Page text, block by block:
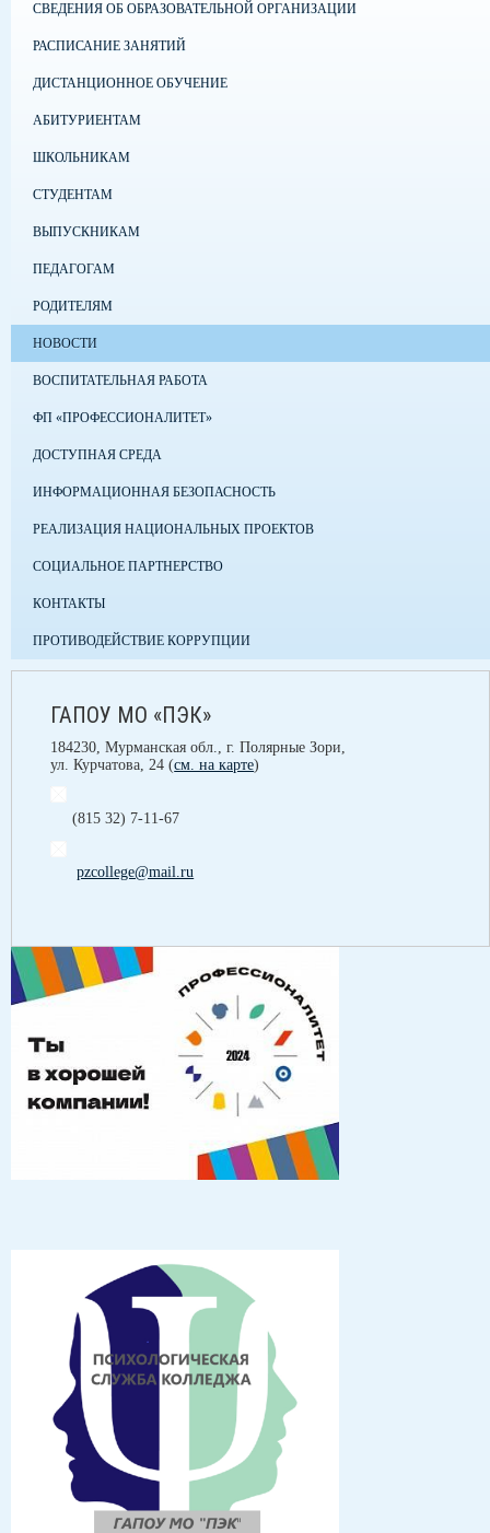
СВЕДЕНИЯ ОБ ОБРАЗОВАТЕЛЬНОЙ ОРГАНИЗАЦИИ
РАСПИСАНИЕ ЗАНЯТИЙ
ДИСТАНЦИОННОЕ ОБУЧЕНИЕ
АБИТУРИЕНТАМ
ШКОЛЬНИКАМ
СТУДЕНТАМ
ВЫПУСКНИКАМ
ПЕДАГОГАМ
РОДИТЕЛЯМ
НОВОСТИ
ВОСПИТАТЕЛЬНАЯ РАБОТА
ФП «ПРОФЕССИОНАЛИТЕТ»
ДОСТУПНАЯ СРЕДА
ИНФОРМАЦИОННАЯ БЕЗОПАСНОСТЬ
РЕАЛИЗАЦИЯ НАЦИОНАЛЬНЫХ ПРОЕКТОВ
СОЦИАЛЬНОЕ ПАРТНЕРСТВО
КОНТАКТЫ
ПРОТИВОДЕЙСТВИЕ КОРРУПЦИИ
ГАПОУ МО «ПЭК»
184230, Мурманская обл., г. Полярные Зори,
ул. Курчатова, 24 (см. на карте)
(815 32) 7-11-67
pzcollege@mail.ru